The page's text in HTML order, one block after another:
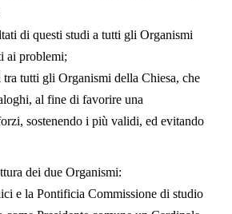
di questi studi a tutti gli Organismi
ai problemi;
tutti gli Organismi della Chiesa, che
al fine di favorire una
sostenendo i più validi, ed evitando
dei due Organismi:
e la Pontificia Commissione di studio